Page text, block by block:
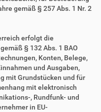
gemäß § 257 Abs. 1 Nr. 2
erfolgt die
§ 132 Abs. 1 BAO
Konten, Belege,
und Ausgaben,
mit Grundstücken und für
mit elektronisch
, Rundfunk- und
in EU-